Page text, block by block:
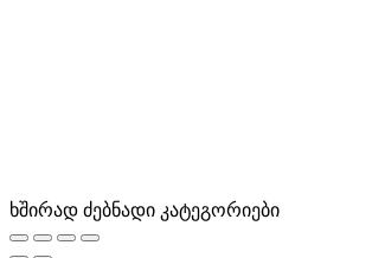
ხშირად ძებნადი კატეგორიები